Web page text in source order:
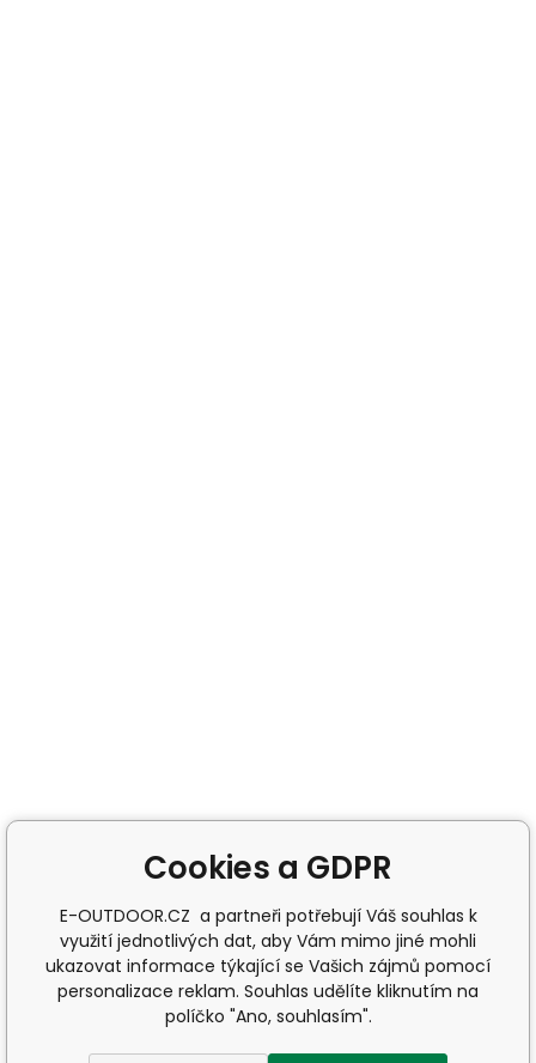
Cookies a GDPR
E-OUTDOOR.CZ a partneři potřebují Váš souhlas k
využití jednotlivých dat, aby Vám mimo jiné mohli
ukazovat informace týkající se Vašich zájmů pomocí
personalizace reklam. Souhlas udělíte kliknutím na
políčko "Ano, souhlasím".